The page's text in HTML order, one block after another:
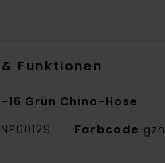
Funktionen
16 Grün Chino-Hose
Farbcode